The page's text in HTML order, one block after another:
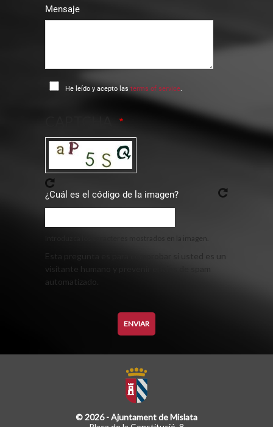
Mensaje
He leído y acepto las terms of service.
¿Cuál es el código de la imagen?
Introduzca los caracteres mostrados en la imagen.
Esta pregunta es para comprobar si usted es un
visitante humano y prevenir envíos de spam
automatizado.
© 2026 - Ajuntament de Mislata